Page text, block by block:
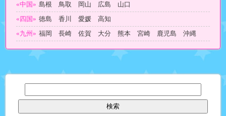
«中国» 島根 鳥取 岡山 広島 山口
«四国» 徳島 香川 愛媛 高知
«九州» 福岡 長崎 佐賀 大分 熊本 宮崎 鹿児島 沖縄